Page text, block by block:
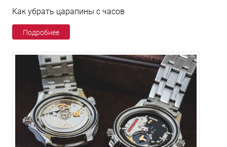
Как убрать царапины с часов
Подробнее